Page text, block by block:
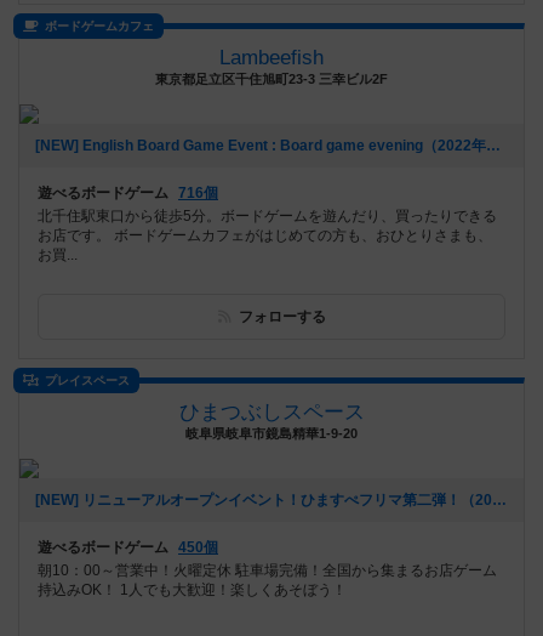
ボードゲームカフェ
Lambeefish
東京都足立区千住旭町23-3 三幸ビル2F
[NEW] English Board Game Event : Board game evening（2022年12月26日 19時41分）
遊べるボードゲーム 716個
北千住駅東口から徒歩5分。ボードゲームを遊んだり、買ったりできる
お店です。 ボードゲームカフェがはじめての方も、おひとりさまも、
お買...
フォローする
プレイスペース
ひまつぶしスペース
岐阜県岐阜市鏡島精華1-9-20
[NEW] リニューアルオープンイベント！ひますぺフリマ第二弾！（2022年11月18日 17時24分）
遊べるボードゲーム 450個
朝10：00～営業中！火曜定休 駐車場完備！全国から集まるお店ゲーム
持込みOK！ 1人でも大歓迎！楽しくあそぼう！